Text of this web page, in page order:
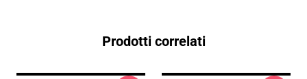
Prodotti correlati